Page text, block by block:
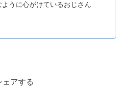
うに心がけているおじさん
ェアする